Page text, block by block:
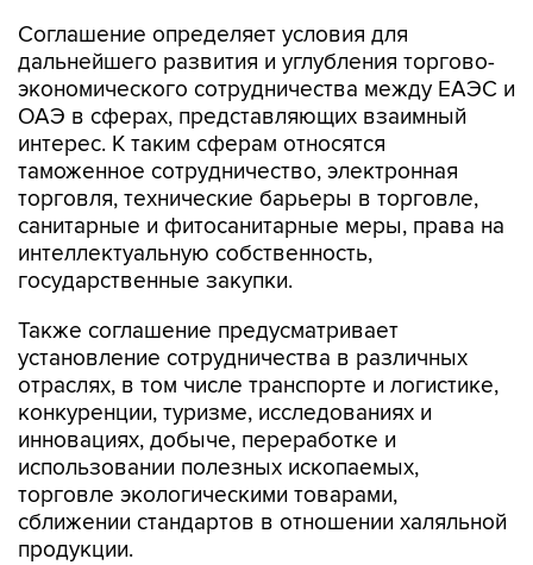
Соглашение определяет условия для
дальнейшего развития и углубления торгово-
экономического сотрудничества между ЕАЭС и
ОАЭ в сферах, представляющих взаимный
интерес. К таким сферам относятся
таможенное сотрудничество, электронная
торговля, технические барьеры в торговле,
санитарные и фитосанитарные меры, права на
интеллектуальную собственность,
государственные закупки.
Также соглашение предусматривает
установление сотрудничества в различных
отраслях, в том числе транспорте и логистике,
конкуренции, туризме, исследованиях и
инновациях, добыче, переработке и
использовании полезных ископаемых,
торговле экологическими товарами,
сближении стандартов в отношении халяльной
продукции.